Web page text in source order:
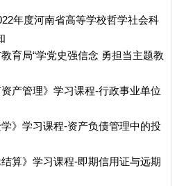
年度河南省高等学校哲学社会科
育局“学党史强信念 勇担当主题教
产管理》学习课程-行政事业单位
》学习课程-资产负债管理中的投
算》学习课程-即期信用证与远期